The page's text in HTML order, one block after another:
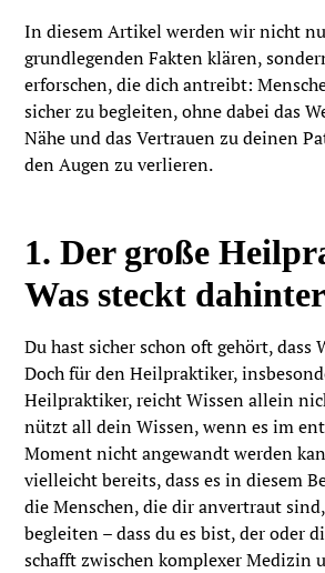
In diesem Artikel werden wir nicht
grundlegenden Fakten klären,
erforschen, die dich antreibt:
sicher zu begleiten, ohne dabei das
Nähe und das Vertrauen zu deinen
den Augen zu verlieren.
1. Der große
Was steckt
Du hast sicher schon oft gehört, dass
Doch für den Heilpraktiker,
Heilpraktiker, reicht Wissen allein
nützt all dein Wissen, wenn es im
Moment nicht angewandt werden
vielleicht bereits, dass es in diesem
die Menschen, die dir anvertraut
begleiten – dass du es bist, der oder
schafft zwischen komplexer Medizin